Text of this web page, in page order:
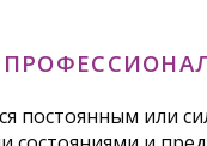
постоянным или